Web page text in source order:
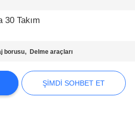
30 Takım
borusu,Delme araçları
ŞIMDI SOHBET ET